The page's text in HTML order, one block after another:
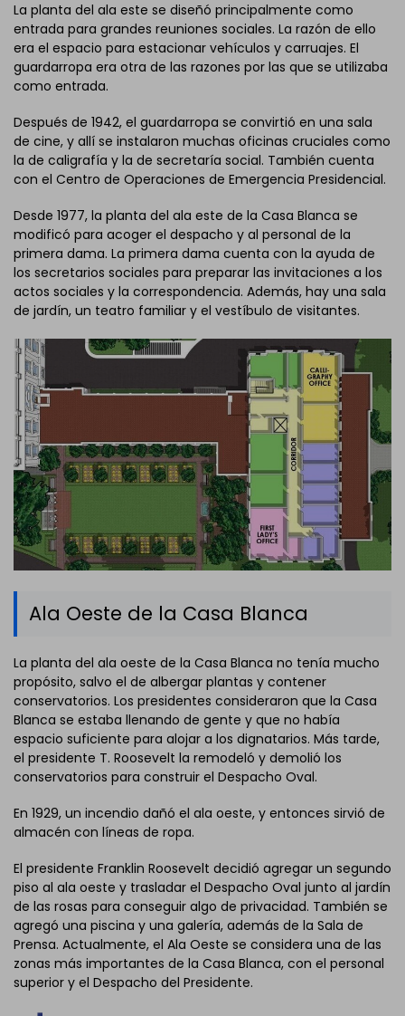
La planta del ala este se diseñó principalmente como
entrada para grandes reuniones sociales. La razón de ello
era el espacio para estacionar vehículos y carruajes. El
guardarropa era otra de las razones por las que se utilizaba
como entrada.
Después de 1942, el guardarropa se convirtió en una sala
de cine, y allí se instalaron muchas oficinas cruciales como
la de caligrafía y la de secretaría social. También cuenta
con el Centro de Operaciones de Emergencia Presidencial.
Desde 1977, la planta del ala este de la Casa Blanca se
modificó para acoger el despacho y al personal de la
primera dama. La primera dama cuenta con la ayuda de
los secretarios sociales para preparar las invitaciones a los
actos sociales y la correspondencia. Además, hay una sala
de jardín, un teatro familiar y el vestíbulo de visitantes.
Ala Oeste de la Casa Blanca
La planta del ala oeste de la Casa Blanca no tenía mucho
propósito, salvo el de albergar plantas y contener
conservatorios. Los presidentes consideraron que la Casa
Blanca se estaba llenando de gente y que no había
espacio suficiente para alojar a los dignatarios. Más tarde,
el presidente T. Roosevelt la remodeló y demolió los
conservatorios para construir el Despacho Oval.
En 1929, un incendio dañó el ala oeste, y entonces sirvió de
almacén con líneas de ropa.
El presidente Franklin Roosevelt decidió agregar un segundo
piso al ala oeste y trasladar el Despacho Oval junto al jardín
de las rosas para conseguir algo de privacidad. También se
agregó una piscina y una galería, además de la Sala de
Prensa. Actualmente, el Ala Oeste se considera una de las
zonas más importantes de la Casa Blanca, con el personal
superior y el Despacho del Presidente.